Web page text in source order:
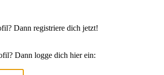
Dann registriere dich jetzt!
Dann logge dich hier ein: